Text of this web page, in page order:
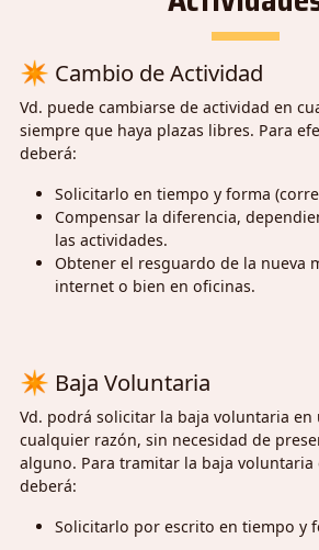
✴ Cambio de Actividad
Vd. puede cambiarse de actividad en
siempre que haya plazas libres. Para
deberá:
Solicitarlo en tiempo y forma
Compensar la diferencia,
las actividades.
Obtener el resguardo de la nueva
internet o bien en oficinas.
✴ Baja Voluntaria
Vd. podrá solicitar la baja voluntaria
cualquier razón, sin necesidad de
alguno. Para tramitar la baja voluntaria
deberá:
Solicitarlo por escrito en tiempo y